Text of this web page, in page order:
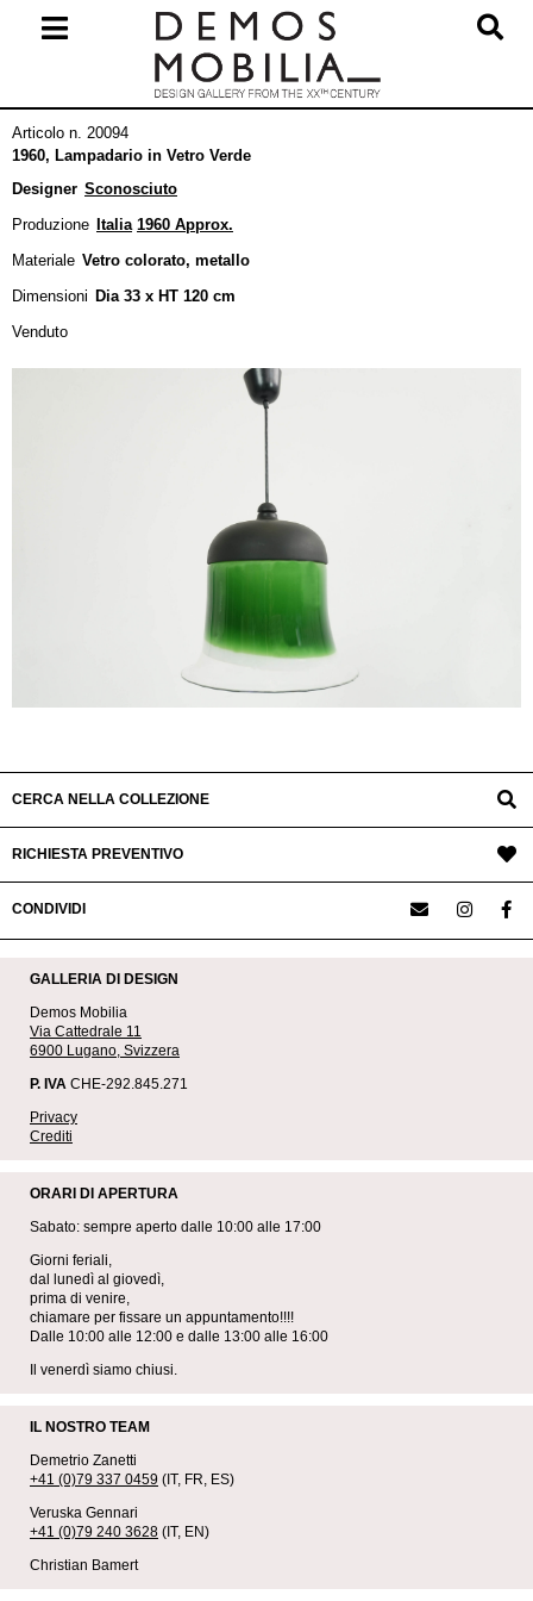
primario
navigzione
Articolo n. 20094
1960, Lampadario in Vetro Verde
Designer Sconosciuto
Produzione
Italia 1960 Approx.
Materiale Vetro colorato, metallo
Dimensioni Dia 33 x HT 120 cm
Venduto
CERCA NELLA COLLEZIONE
RICHIESTA PREVENTIVO
CONDIVIDI
GALLERIA DI DESIGN
Demos Mobilia
Via Cattedrale 11
6900 Lugano, Svizzera
P. IVA CHE-292.845.271
Privacy
Crediti
ORARI DI APERTURA
Sabato: sempre aperto dalle 10:00 alle 17:00
Giorni feriali,
dal lunedì al giovedì,
prima di venire,
chiamare per fissare un appuntamento!!!!
Dalle 10:00 alle 12:00 e dalle 13:00 alle 16:00
Il venerdì siamo chiusi.
IL NOSTRO TEAM
Demetrio Zanetti
+41 (0)79 337 0459 (IT, FR, ES)
Veruska Gennari
+41 (0)79 240 3628 (IT, EN)
Christian Bamert